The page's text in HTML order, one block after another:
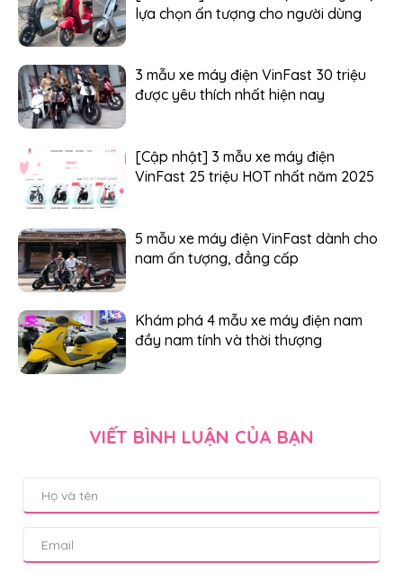
lựa chọn ấn tượng cho người dùng
3 mẫu xe máy điện VinFast 30 triệu
được yêu thích nhất hiện nay
[Cập nhật] 3 mẫu xe máy điện
VinFast 25 triệu HOT nhất năm 2025
5 mẫu xe máy điện VinFast dành cho
nam ấn tượng, đẳng cấp
Khám phá 4 mẫu xe máy điện nam
đầy nam tính và thời thượng
VIẾT BÌNH LUẬN CỦA BẠN